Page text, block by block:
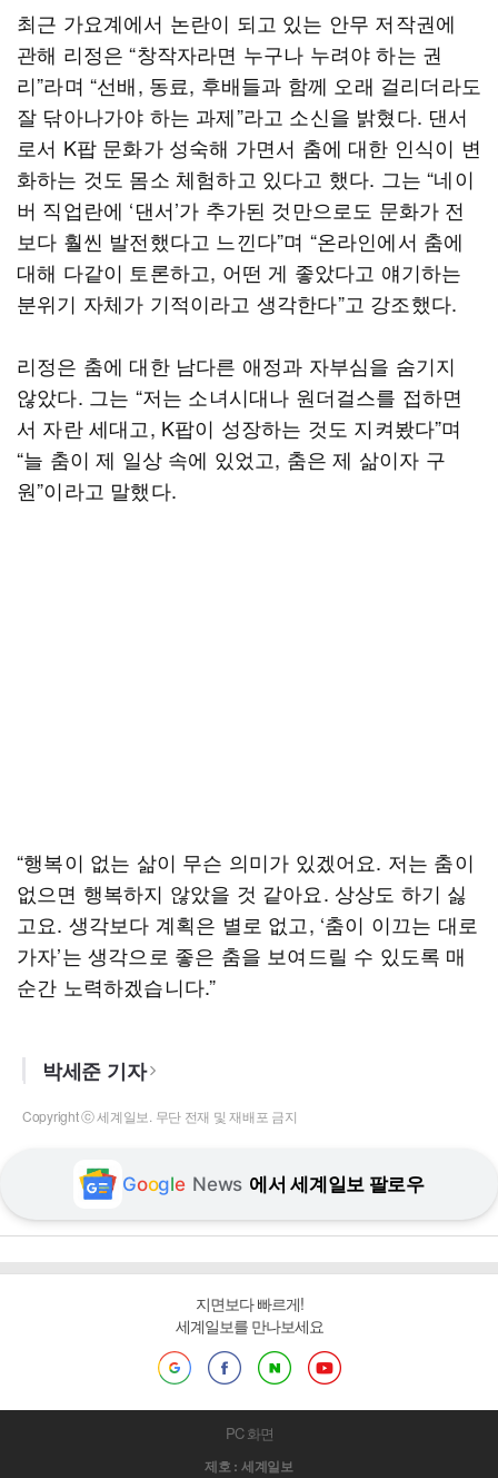
최근 가요계에서 논란이 되고 있는 안무 저작권에
관해 리정은 “창작자라면 누구나 누려야 하는 권
리”라며 “선배, 동료, 후배들과 함께 오래 걸리더라도
잘 닦아나가야 하는 과제”라고 소신을 밝혔다. 댄서
로서 K팝 문화가 성숙해 가면서 춤에 대한 인식이 변
화하는 것도 몸소 체험하고 있다고 했다. 그는 “네이
버 직업란에 ‘댄서’가 추가된 것만으로도 문화가 전
보다 훨씬 발전했다고 느낀다”며 “온라인에서 춤에
대해 다같이 토론하고, 어떤 게 좋았다고 얘기하는
분위기 자체가 기적이라고 생각한다”고 강조했다.
리정은 춤에 대한 남다른 애정과 자부심을 숨기지
않았다. 그는 “저는 소녀시대나 원더걸스를 접하면
서 자란 세대고, K팝이 성장하는 것도 지켜봤다”며
“늘 춤이 제 일상 속에 있었고, 춤은 제 삶이자 구
원”이라고 말했다.
“행복이 없는 삶이 무슨 의미가 있겠어요. 저는 춤이
없으면 행복하지 않았을 것 같아요. 상상도 하기 싫
고요. 생각보다 계획은 별로 없고, ‘춤이 이끄는 대로
가자’는 생각으로 좋은 춤을 보여드릴 수 있도록 매
순간 노력하겠습니다.”
박세준 기자
Copyright ⓒ 세계일보. 무단 전재 및 재배포 금지
Google News 에서 세계일보 팔로우
지면보다 빠르게!
세계일보를 만나보세요
PC 화면
제호 : 세계일보